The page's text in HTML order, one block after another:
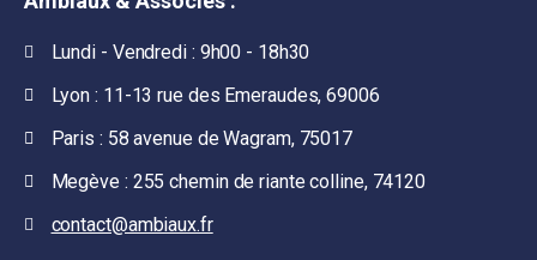
Lundi - Vendredi : 9h00 - 18h30
Lyon : 11-13 rue des Emeraudes, 69006
Paris : 58 avenue de Wagram, 75017
Megève : 255 chemin de riante colline, 74120
contact@ambiaux.fr